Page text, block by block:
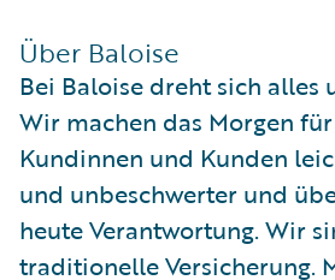
Über Baloise
Bei Baloise dreht sich alles
Wir machen das Morgen
Kundinnen und Kunden
und unbeschwerter und
heute Verantwortung. Wir
traditionelle Versicherung.